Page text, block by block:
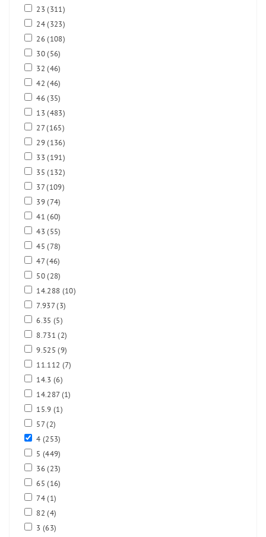
23(311)
24(323)
26(108)
30(56)
32(46)
42(46)
46(35)
13(483)
27(165)
29(136)
33(191)
35(132)
37(109)
39(74)
41(60)
43(55)
45(78)
47(46)
50(28)
14.288 (10)
7.937(3)
6.35 (5)
8.731(2)
9.525(9)
11.112 (7)
14.3 (6)
14.287(1)
15.9 (1)
57(2)
4 (253)
5 (449)
36(23)
65(16)
74(1)
82(4)
3 (63)